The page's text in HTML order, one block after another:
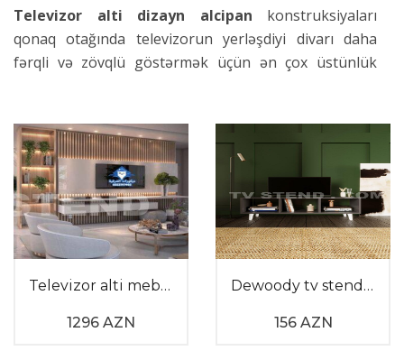
Televizor alti dizayn alcipan konstruksiyaları
qonaq otağında televizorun yerləşdiyi divarı daha
fərqli və zövqlü göstərmək üçün ən çox üstünlük
görünüş formalaşdırır, həm də əlavə rəf sahələri
təmin edir. Konstruksiyanın məkana özəllik qatması
üçün fərdi ölçülərə uyğun hazırlanan Televizor alti
dizayn alcipan həlləri otağın memarlıq quruluşuna
tam uyğun gəlir.
Modern Televizor Alti Alçıpan
Üstünlükləri
Televizor alti alçıpan
materialı dizaynerlərə həm
Televizor alti mebel
1296 AZN
Dewoody tv stendler
156 AZN